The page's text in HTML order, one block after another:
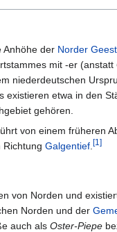
Anhöhe der Norder
mit -er (anstatt
niederdeutschen
existieren etwa in den
gehören.
von einem früheren
Richtung Galgentief.[1]
von Norden und
Norden und der
auch als Oster-Piepe